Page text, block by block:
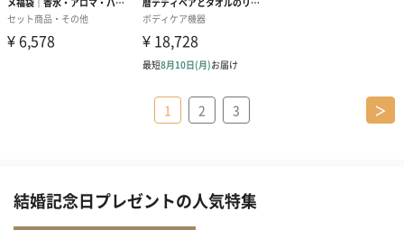
1 2 3 ＞
結婚記念日プレゼントの人気特集